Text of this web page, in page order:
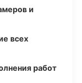
и
всех
работ